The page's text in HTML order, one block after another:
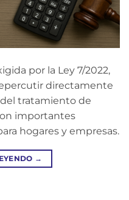
por la Ley 7/2022,
directamente
tratamiento de
importantes
hogares y empresas.
→